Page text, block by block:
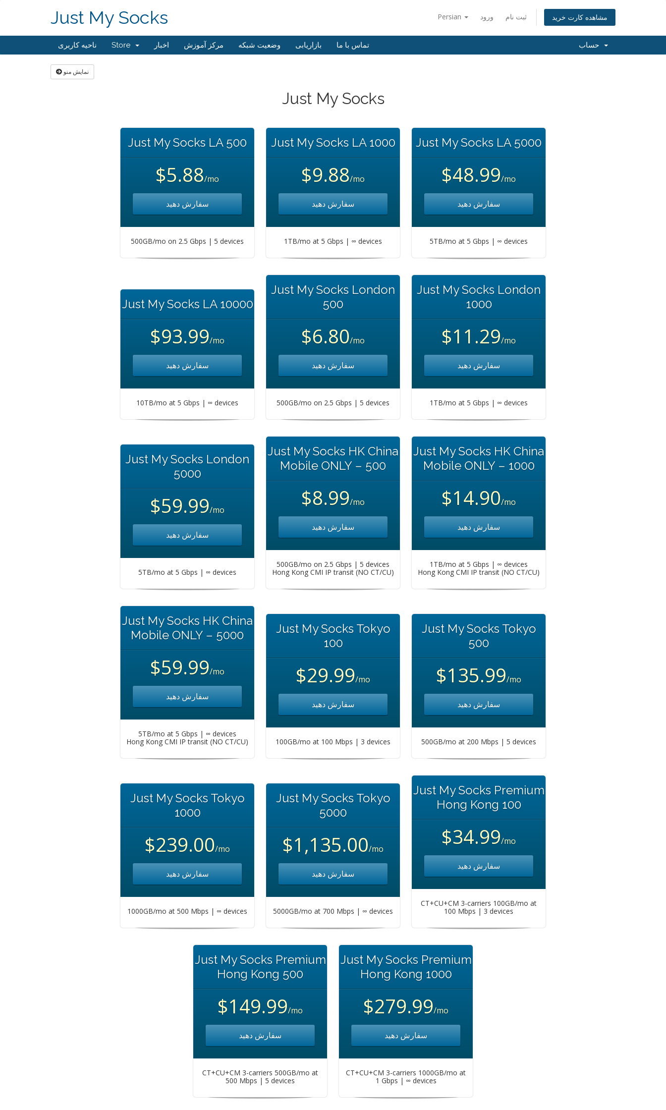
Persian ورود ثبت نام مشاهده کارت خرید Just My Socks
ناحیه کاربری Store اخبار مرکز آموزش وضعیت شبکه بازاریابی تماس با ما
نمایش منو
Just My Socks
Just My Socks LA 500
$5.88/mo
سفارش دهید
500GB/mo on 2.5 Gbps | 5 devices
Just My Socks LA 1000
$9.88/mo
سفارش دهید
1TB/mo at 5 Gbps | ∞ devices
Just My Socks LA 5000
$48.99/mo
سفارش دهید
5TB/mo at 5 Gbps | ∞ devices
Just My Socks LA 10000
$93.99/mo
سفارش دهید
10TB/mo at 5 Gbps | ∞ devices
Just My Socks London
500
$6.80/mo
سفارش دهید
500GB/mo on 2.5 Gbps | 5 devices
Just My Socks London
1000
$11.29/mo
سفارش دهید
1TB/mo at 5 Gbps | ∞ devices
Just My Socks London
5000
$59.99/mo
سفارش دهید
5TB/mo at 5 Gbps | ∞ devices
Just My Socks HK China
Mobile ONLY – 500
$8.99/mo
سفارش دهید
500GB/mo on 2.5 Gbps | 5 devices
Hong Kong CMI IP transit (NO CT/CU)
Just My Socks HK China
Mobile ONLY – 1000
$14.90/mo
سفارش دهید
1TB/mo at 5 Gbps | ∞ devices
Hong Kong CMI IP transit (NO CT/CU)
Just My Socks HK China
Mobile ONLY – 5000
$59.99/mo
سفارش دهید
5TB/mo at 5 Gbps | ∞ devices
Hong Kong CMI IP transit (NO CT/CU)
Just My Socks Tokyo
100
$29.99/mo
سفارش دهید
100GB/mo at 100 Mbps | 3 devices
Just My Socks Tokyo
500
$135.99/mo
سفارش دهید
500GB/mo at 200 Mbps | 5 devices
Just My Socks Tokyo
1000
$239.00/mo
سفارش دهید
1000GB/mo at 500 Mbps | ∞ devices
Just My Socks Tokyo
5000
$1,135.00/mo
سفارش دهید
5000GB/mo at 700 Mbps | ∞ devices
Just My Socks Premium
Hong Kong 100
$34.99/mo
سفارش دهید
CT+CU+CM 3-carriers 100GB/mo at
100 Mbps | 3 devices
Just My Socks Premium
Hong Kong 500
$149.99/mo
سفارش دهید
CT+CU+CM 3-carriers 500GB/mo at
500 Mbps | 5 devices
Just My Socks Premium
Hong Kong 1000
$279.99/mo
سفارش دهید
CT+CU+CM 3-carriers 1000GB/mo at
1 Gbps | ∞ devices